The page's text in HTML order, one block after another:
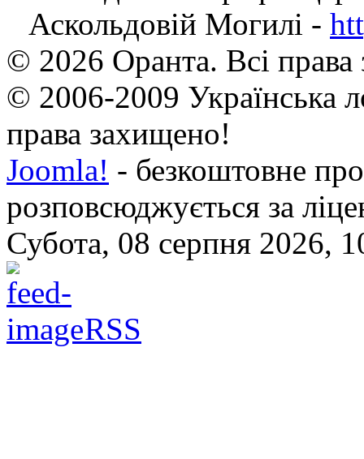
Аскольдовій Могилі -
© 2026 Оранта. Всі
© 2006-2009 Українська
права захищено!
Joomla! - безкоштовне
розповсюджується за
Субота, 08 серпня 2026,
RSS